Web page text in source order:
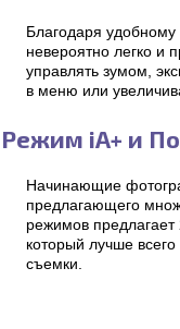
Благодаря
невероятно легко и
управлять зумом,
в меню или
Режим iA+ и
Начинающие
предлагающего
режимов
который лучше
съемки.